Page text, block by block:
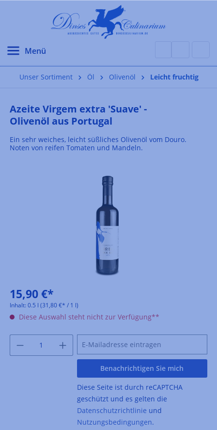
Unser Sortiment Öl Olivenöl Leicht fruchtig
Azeite Virgem extra 'Suave' -
Olivenöl aus Portugal
Ein sehr weiches, leicht süßliches Olivenöl vom Douro.
Noten von reifen Tomaten und Mandeln.
15,90 €*
Inhalt: 0.5 l (31,80 €* / 1 l)
Diese Auswahl steht nicht zur Verfügung**
Benachrichtigen Sie mich
Diese Seite ist durch reCAPTCHA
geschützt und es gelten die
Datenschutzrichtlinie und
Nutzungsbedingungen.